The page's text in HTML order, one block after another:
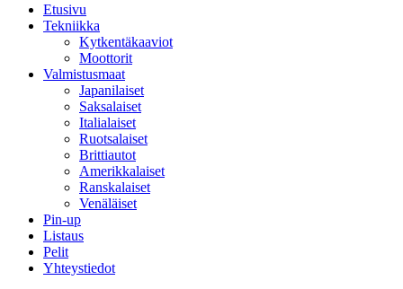
Etusivu
Tekniikka
Kytkentäkaaviot
Moottorit
Valmistusmaat
Japanilaiset
Saksalaiset
Italialaiset
Ruotsalaiset
Brittiautot
Amerikkalaiset
Ranskalaiset
Venäläiset
Pin-up
Listaus
Pelit
Yhteystiedot